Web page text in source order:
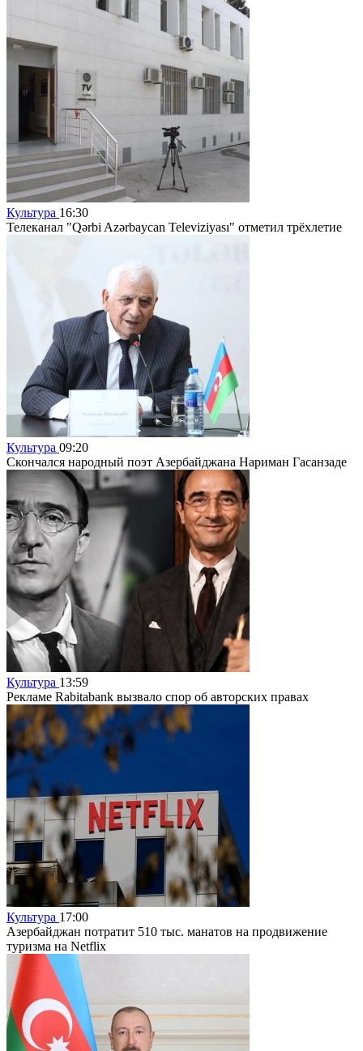
Культура 16:30
Телеканал "Qərbi Azərbaycan Televiziyası" отметил трёхлетие
Культура 09:20
Скончался народный поэт Азербайджана Нариман Гасанзаде
Культура 13:59
Рекламе Rabitabank вызвало спор об авторских правах
Культура 17:00
Азербайджан потратит 510 тыс. манатов на продвижение
туризма на Netflix